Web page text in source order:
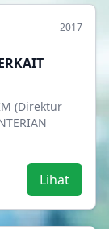
2017
(Direktur
Lihat